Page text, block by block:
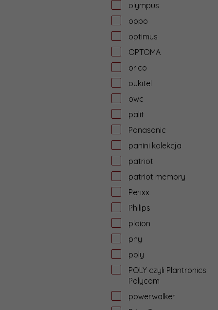
olympus
oppo
optimus
OPTOMA
orico
oukitel
owc
palit
Panasonic
panini kolekcja
patriot
patriot memory
Perixx
Philips
plaion
pny
poly
POLY czyli Plantronics i
Polycom
powerwalker